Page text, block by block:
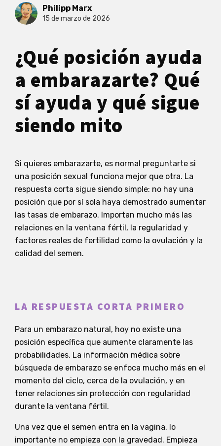
Philipp Marx
15 de marzo de 2026
¿Qué posición ayuda
a embarazarte? Qué
sí ayuda y qué sigue
siendo mito
Si quieres embarazarte, es normal preguntarte si
una posición sexual funciona mejor que otra. La
respuesta corta sigue siendo simple: no hay una
posición que por sí sola haya demostrado aumentar
las tasas de embarazo. Importan mucho más las
relaciones en la ventana fértil, la regularidad y
factores reales de fertilidad como la ovulación y la
calidad del semen.
LA RESPUESTA CORTA PRIMERO
Para un embarazo natural, hoy no existe una
posición específica que aumente claramente las
probabilidades. La información médica sobre
búsqueda de embarazo se enfoca mucho más en el
momento del ciclo, cerca de la ovulación, y en
tener relaciones sin protección con regularidad
durante la ventana fértil.
Una vez que el semen entra en la vagina, lo
importante no empieza con la gravedad. Empieza